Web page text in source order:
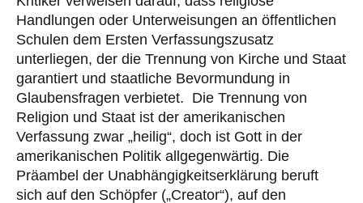
Handlungen oder Unterweisungen an öffentlichen
Schulen dem Ersten Verfassungszusatz
unterliegen, der die Trennung von Kirche und Staat
garantiert und staatliche Bevormundung in
Glaubensfragen verbietet. Die Trennung von
Religion und Staat ist der amerikanischen
Verfassung zwar „heilig“, doch ist Gott in der
amerikanischen Politik allgegenwärtig. Die
Präambel der Unabhängigkeitserklärung beruft
sich auf den Schöpfer („Creator“), auf den